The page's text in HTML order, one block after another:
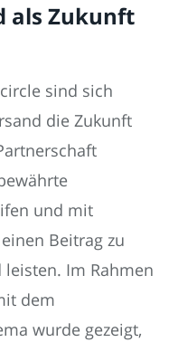
als Zukunft
sind sich
die Zukunft
und mit
Beitrag zu
Im Rahmen
dem
wurde gezeigt,